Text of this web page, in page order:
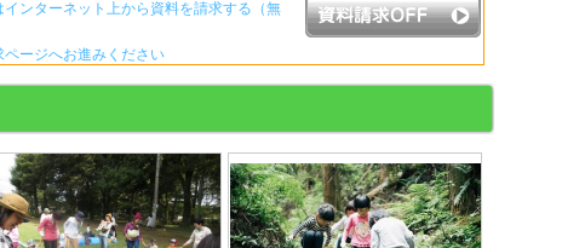
ンターネット上から資料を請求する（無
ージへお進みください